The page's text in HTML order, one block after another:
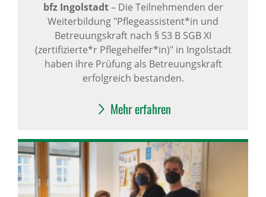
bfz Ingolstadt–Die Teilnehmenden der
Weiterbildung "Pflegeassistent*in und
Betreuungskraft nach § 53 B SGB XI
(zertifizierte*r Pflegehelfer*in)" in Ingolstadt
haben ihre Prüfung als Betreuungskraft
erfolgreich bestanden.
Mehr erfahren